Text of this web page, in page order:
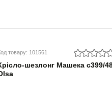
товару: 101561
шезлонг Машека с399/